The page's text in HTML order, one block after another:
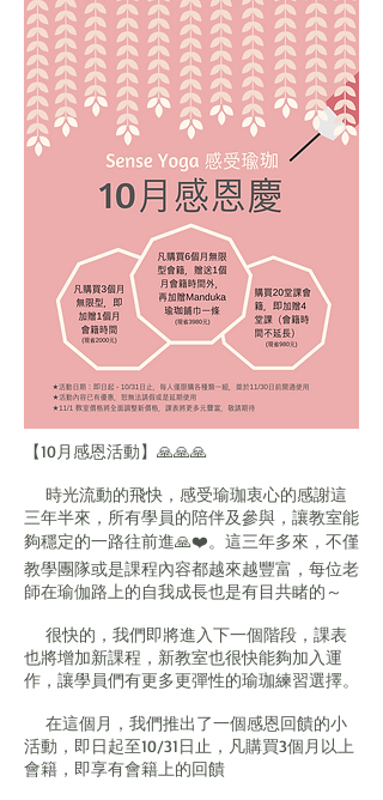
【10月感恩活動】🙏🙏🙏
時光流動的飛快，感受瑜珈衷心的感謝這
三年半來，所有學員的陪伴及參與，讓教室能
夠穩定的一路往前進🙏❤️。這三年多來，不僅
教學團隊或是課程內容都越來越豐富，每位老
師在瑜伽路上的自我成長也是有目共睹的～
很快的，我們即將進入下一個階段，課表
也將增加新課程，新教室也很快能夠加入運
作，讓學員們有更多更彈性的瑜珈練習選擇。
在這個月，我們推出了一個感恩回饋的小
活動，即日起至10/31日止，凡購買3個月以上
會籍，即享有會籍上的回饋